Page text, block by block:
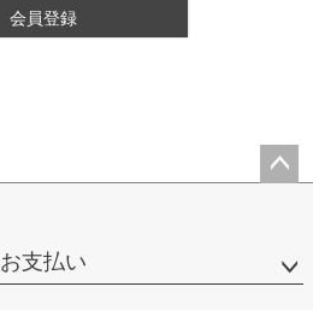
会員登録
お支払い